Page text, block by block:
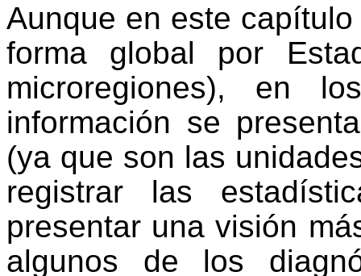
Aunque en este
forma global por
microregiones), en
información se
(ya que son las
registrar las
presentar una visión
algunos de los